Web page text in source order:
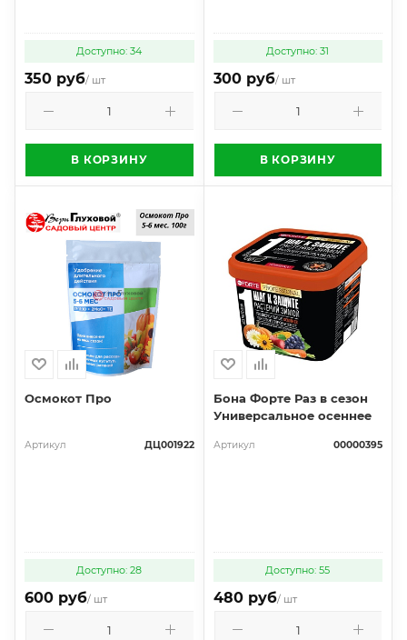
Доступно: 34
350 руб/ шт
В КОРЗИНУ
Доступно: 31
300 руб/ шт
В КОРЗИНУ
Осмокот Про
Артикул ДЦ001922
Доступно: 28
600 руб/ шт
Бона Форте Раз в сезон
Универсальное осеннее
Артикул 00000395
Доступно: 55
480 руб/ шт